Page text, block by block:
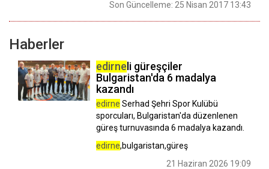
Son Güncelleme: 25 Nisan 2017 13:43
Haberler
edirneli güreşçiler
Bulgaristan'da 6 madalya
kazandı
edirne Serhad Şehri Spor Kulübü
sporcuları, Bulgaristan'da düzenlenen
güreş turnuvasında 6 madalya kazandı.
edirne,bulgaristan,güreş
21 Haziran 2026 19:09